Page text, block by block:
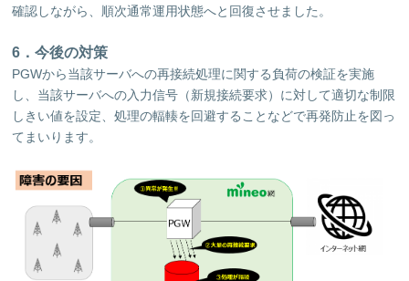
確認しながら、順次通常運用状態へと回復させました。
6．今後の対策
PGWから当該サーバへの再接続処理に関する負荷の検証を実施
し、当該サーバへの入力信号（新規接続要求）に対して適切な制限
しきい値を設定、処理の輻輳を回避することなどで再発防止を図っ
てまいります。